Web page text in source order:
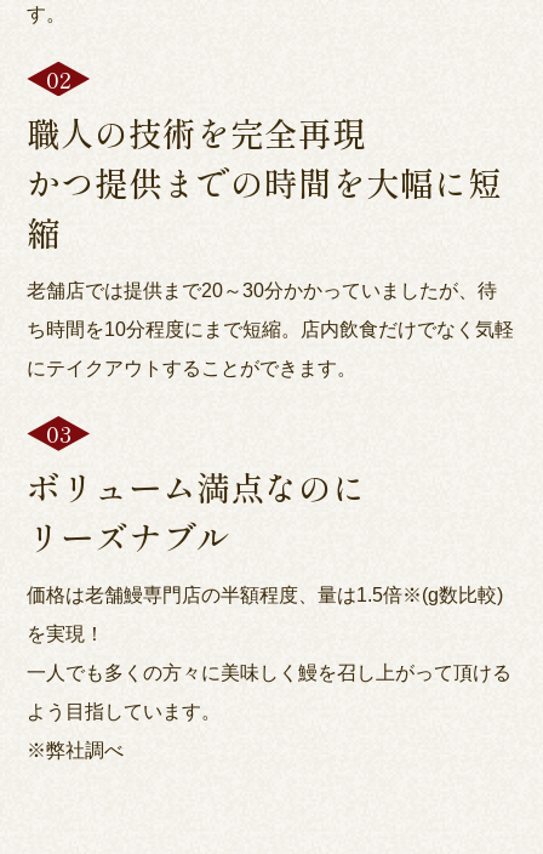
す。
職人の技術を完全再現
かつ提供までの時間を大幅に短
縮
老舗店では提供まで20～30分かかっていましたが、待
ち時間を10分程度にまで短縮。店内飲食だけでなく気軽
にテイクアウトすることができます。
ボリューム満点なのに
リーズナブル
価格は老舗鰻専門店の半額程度、量は1.5倍※(g数比較)
を実現！
一人でも多くの方々に美味しく鰻を召し上がって頂ける
よう目指しています。
※弊社調べ